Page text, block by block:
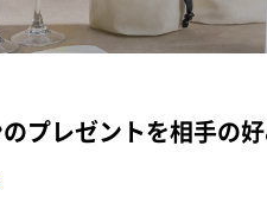
プレゼントを相手の